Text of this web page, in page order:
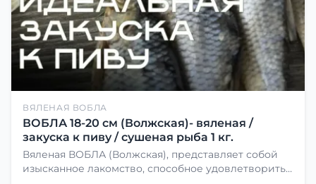
ВЯЛЕНАЯ ВОБЛА
ВОБЛА 18-20 см (Волжская)- вяленая /
закуска к пиву / сушеная рыба 1 кг.
Вяленая ВОБЛА (Волжская), представляет собой
изысканное лакомство, способное удовлетворить